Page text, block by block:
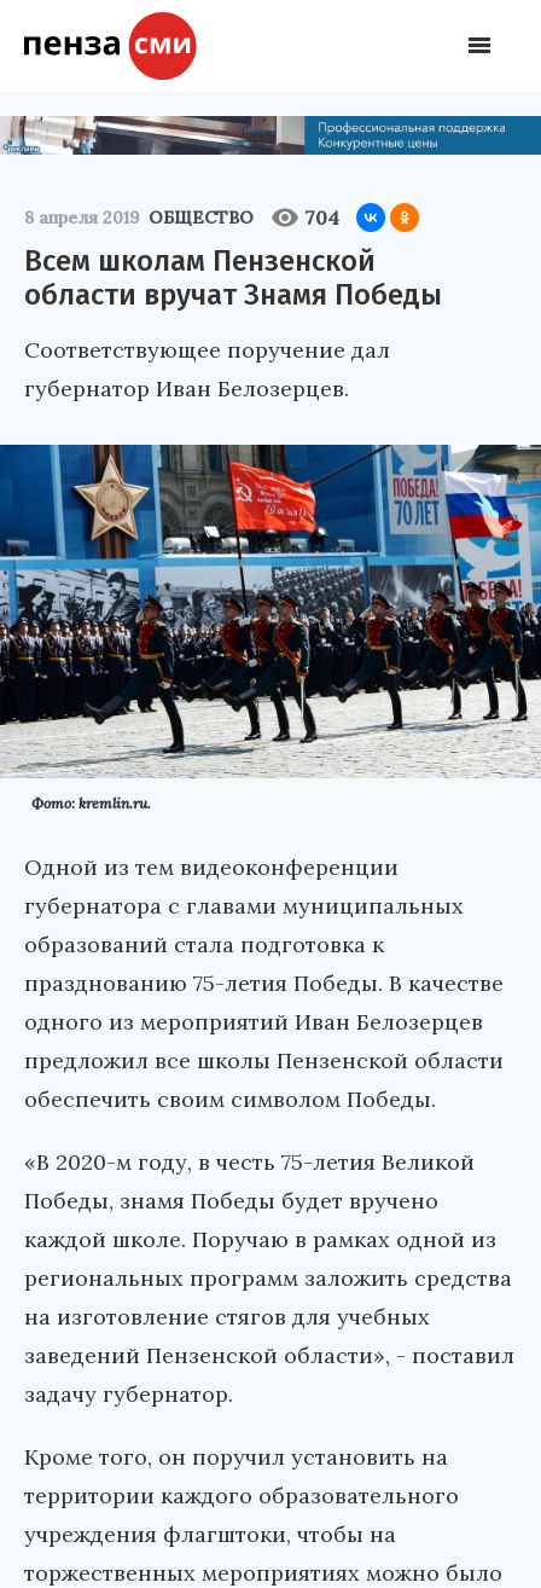
8 апреля 2019 ОБЩЕСТВО 704
Всем школам Пензенской
области вручат Знамя Победы
Соответствующее поручение дал
губернатор Иван Белозерцев.
Фото: kremlin.ru.
Одной из тем видеоконференции
губернатора с главами муниципальных
образований стала подготовка к
празднованию 75-летия Победы. В качестве
одного из мероприятий Иван Белозерцев
предложил все школы Пензенской области
обеспечить своим символом Победы.
«В 2020-м году, в честь 75-летия Великой
Победы, знамя Победы будет вручено
каждой школе. Поручаю в рамках одной из
региональных программ заложить средства
на изготовление стягов для учебных
заведений Пензенской области», - поставил
задачу губернатор.
Кроме того, он поручил установить на
территории каждого образовательного
учреждения флагштоки, чтобы на
торжественных мероприятиях можно было